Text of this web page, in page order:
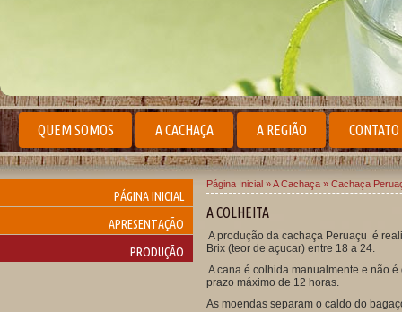
QUEM SOMOS A CACHAÇA A REGIÃO CONTATO
PÁGINA INICIAL
APRESENTAÇÃO
PRODUÇÃO
Página Inicial »A Cachaça »Cachaça
A COLHEITA
A produção da cachaça Peruaçu é
Brix (teor de açucar) entre 18 a 24.
A cana é colhida manualmente e não
prazo máximo de 12 horas.
As moendas separam o caldo do